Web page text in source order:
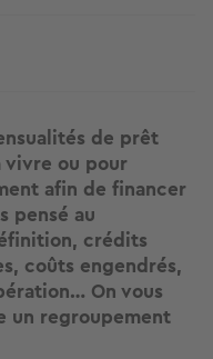
de prêt
ou pour
afin de financer
pensé au
crédits
coûts engendrés,
On vous
un regroupement